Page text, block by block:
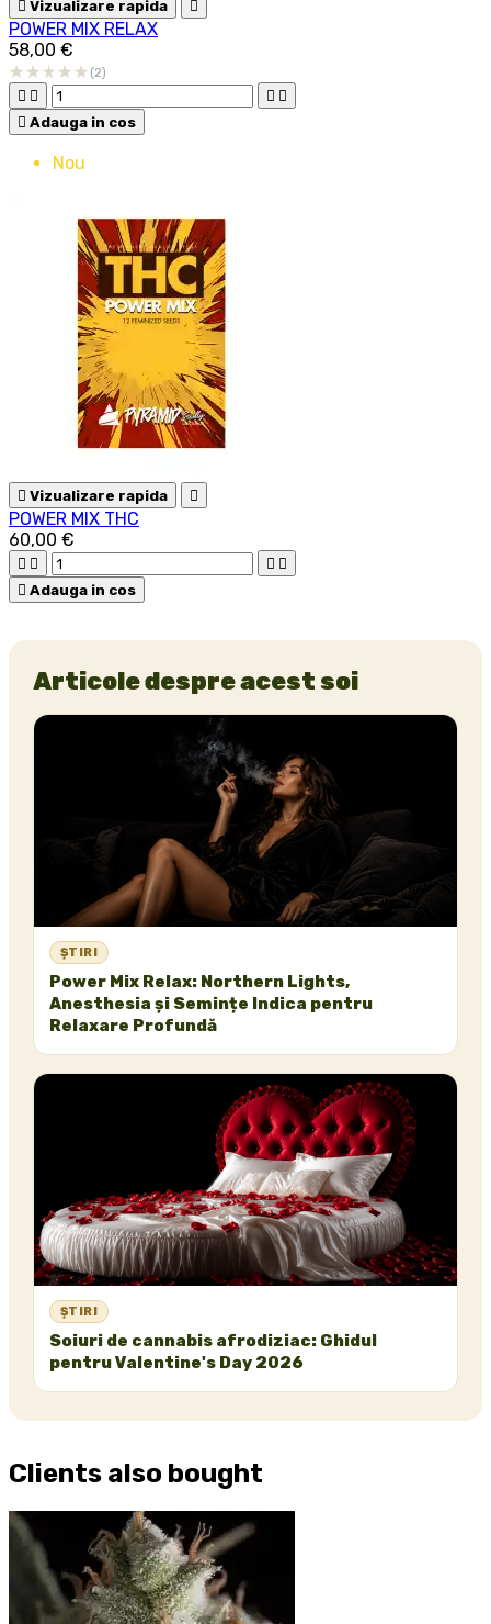
 Vizualizare rapida 
POWER MIX RELAX
58,00 €
(2)
   
 Adauga in cos
Nou
 Vizualizare rapida 
POWER MIX THC
60,00 €
   
 Adauga in cos
Articole despre acest soi
ȘTIRI
Power Mix Relax: Northern Lights,
Anesthesia și Semințe Indica pentru
Relaxare Profundă
ȘTIRI
Soiuri de cannabis afrodiziac: Ghidul
pentru Valentine's Day 2026
Clients also bought